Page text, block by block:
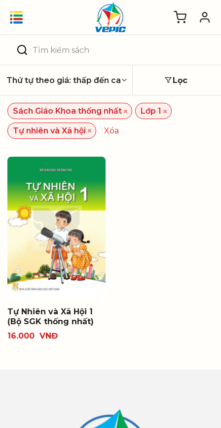
Tìm
kiếm:
Lọc
Sách Giáo Khoa thống nhất × Lớp 1 ×
Tự nhiên và Xã hội × Xóa
Tự Nhiên và Xã Hội 1
(Bộ SGK thống nhất)
16.000 VNĐ